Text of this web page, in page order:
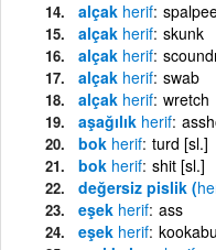
alçak herif
alçak herif skunk
alçak herif
alçak herif swab
alçak herif wretch
aşağılık herif
bok herif turd [sl.]
bok herif shit [sl.]
değersiz pislik (
eşek herif ass
eşek herif